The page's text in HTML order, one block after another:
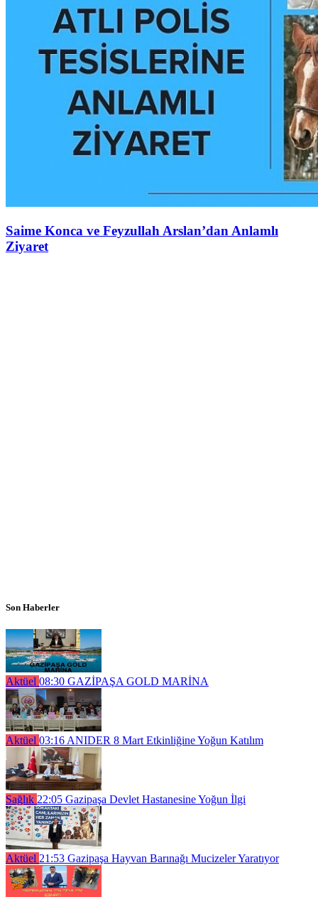
Saime Konca ve Feyzullah Arslan’dan Anlamlı
Ziyaret
Son Haberler
Aktüel 08:30 GAZİPAŞA GOLD MARİNA
Aktüel 03:16 ANIDER 8 Mart Etkinliğine Yoğun Katılım
Sağlık 22:05 Gazipaşa Devlet Hastanesine Yoğun İlgi
Aktüel 21:53 Gazipaşa Hayvan Barınağı Mucizeler Yaratıyor